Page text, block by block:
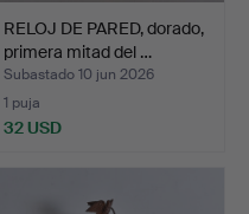
RELOJ DE PARED, dorado,
primera mitad del …
Subastado 10 jun 2026
1 puja
32 USD